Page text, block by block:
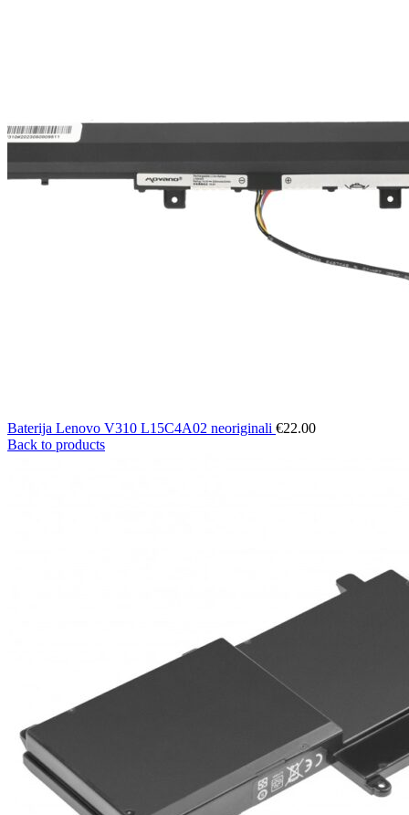
Baterija Lenovo V310 L15C4A02 neoriginali €22.00
Back to products